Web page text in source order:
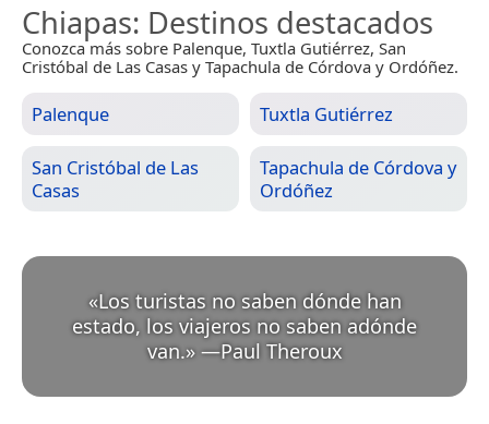
Chiapas: Destinos destacados
Conozca más sobre Palenque, Tuxtla Gutiérrez, San
Cristóbal de Las Casas y Tapachula de Córdova y Ordóñez.
Palenque Tuxtla Gutiérrez
San Cristóbal de Las
Casas
Tapachula de Córdova y
Ordóñez
«Los turistas no saben dónde han
estado, los viajeros no saben adónde
van.» —Paul Theroux